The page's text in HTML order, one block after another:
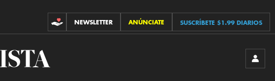
CONTRIBUCIONES
NEWSLETTER ANÚNCIATE SUSCRÍBETE $1.99 DIARIOS